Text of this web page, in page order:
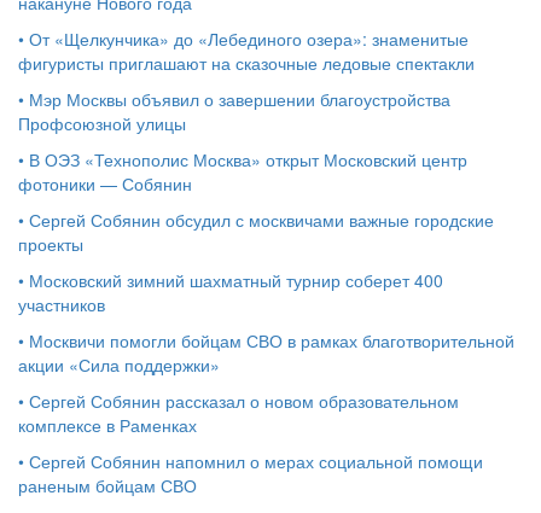
• От «Щелкунчика» до «Лебединого озера»: знаменитые
фигуристы приглашают на сказочные ледовые спектакли
• Мэр Москвы объявил о завершении благоустройства
Профсоюзной улицы
• В ОЭЗ «Технополис Москва» открыт Московский центр
фотоники — Собянин
• Сергей Собянин обсудил с москвичами важные городские
проекты
• Московский зимний шахматный турнир соберет 400
участников
• Москвичи помогли бойцам СВО в рамках благотворительной
акции «Сила поддержки»
• Сергей Собянин рассказал о новом образовательном
комплексе в Раменках
• Сергей Собянин напомнил о мерах социальной помощи
раненым бойцам СВО